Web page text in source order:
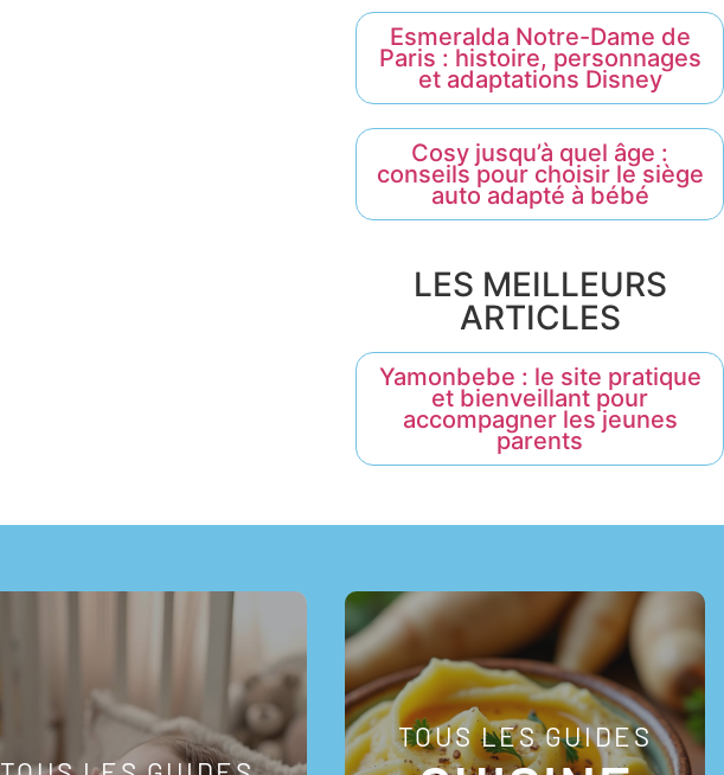
Esmeralda Notre-Dame de
Paris : histoire, personnages
et adaptations Disney
Cosy jusqu’à quel âge :
conseils pour choisir le siège
auto adapté à bébé
LES MEILLEURS
ARTICLES
Yamonbebe : le site pratique
et bienveillant pour
accompagner les jeunes
parents
TOUS LES GUIDES